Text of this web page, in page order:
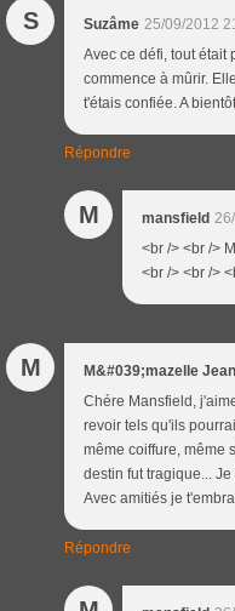
S Suzâme 25/09/2012
Avec ce défi, tout était
commence à mûrir.
t'étais confiée. A
Répondre
M mansfield
<br /> <br />
<br /> <br />
M M&#039;mazelle
Chére Mansfield,
revoir tels qu'ils
même coiffure, même
destin fut tragique...
Avec amitiés je
Répondre